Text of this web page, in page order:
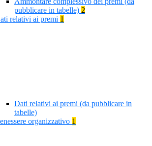
pubblicare in tabelle) 2
relativi ai premi 1
Dati relativi ai premi (da pubblicare in
tabelle)
organizzativo 1